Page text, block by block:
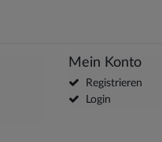
Mein Konto
Registrieren
Login